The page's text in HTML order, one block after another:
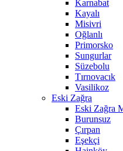
Karnabat
Kayalı
Misivri
Oğlanlı
Primorsko
Sungurlar
Süzebolu
Tırnovacık
Vasilikoz
Eski Zağra
Eski Zağra
Burunsuz
Çırpan
Eşekçi